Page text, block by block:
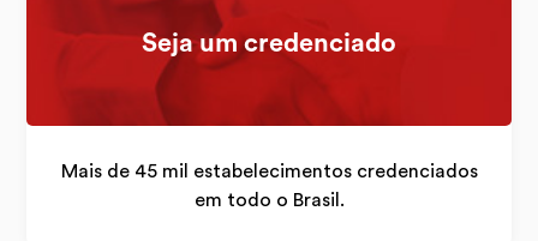
Seja um credenciado
Mais de 45 mil estabelecimentos credenciados
em todo o Brasil.